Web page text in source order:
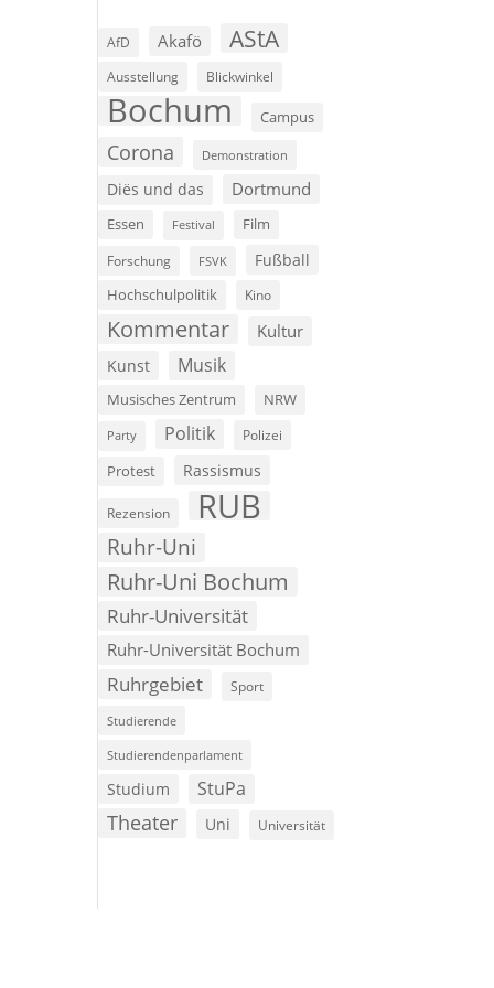
AfD Akafö AStA
Ausstellung Blickwinkel
Bochum Campus
Corona Demonstration
Diës und das Dortmund
Essen Festival Film
Forschung FSVK Fußball
Hochschulpolitik Kino
Kommentar Kultur
Kunst Musik
Musisches Zentrum NRW
Party Politik Polizei
Protest Rassismus
Rezension RUB
Ruhr-Uni
Ruhr-Uni Bochum
Ruhr-Universität
Ruhr-Universität Bochum
Ruhrgebiet Sport
Studierende
Studierendenparlament
Studium StuPa
Theater Uni Universität